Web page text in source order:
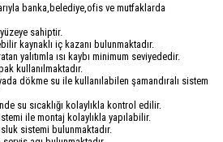
banka,belediye,ofis ve mutfaklarda
sahiptir.
kaynaklı iç kazanı bulunmaktadır.
yalıtımla ısı kaybı minimum seviyededir.
kullanılmaktadır.
dökme su ile kullanılabilen şamandıralı sistem
su sıcaklığı kolaylıkla kontrol edilir.
ile montaj kolaylıkla yapılabilir.
sistemi bulunmaktadır.